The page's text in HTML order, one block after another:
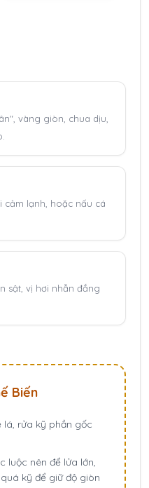
vàng giòn, chua dịu,
cảm lạnh, hoặc nấu cá
sật, vị hơi nhẫn đắng
Biến
lá, rửa kỹ phần gốc
luộc nên để lửa lớn,
kỹ để giữ độ giòn